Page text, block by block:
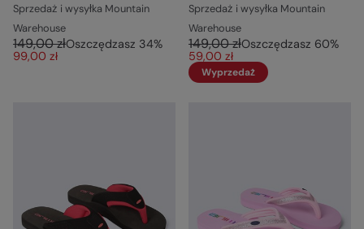
Sprzedaż i wysyłka Mountain
Warehouse
149,00 złOszczędzasz 34%
99,00 zł
Sprzedaż i wysyłka Mountain
Warehouse
149,00 złOszczędzasz 60%
59,00 zł
Wyprzedaż